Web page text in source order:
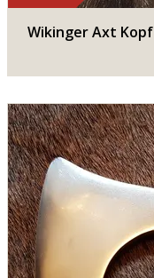
Wikinger Axt Kopf